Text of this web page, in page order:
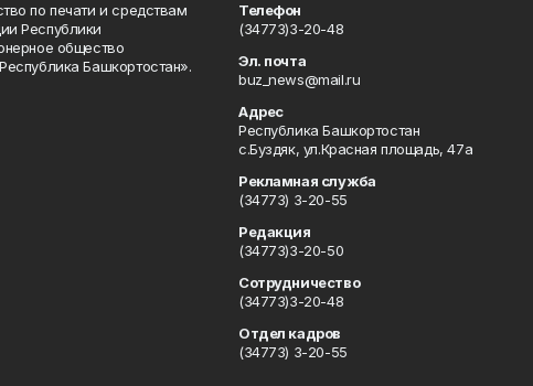
по печати и средствам
Республики
общество
Башкортостан».
Телефон
(34773)3-20-48
Эл. почта
buz_news@mail.ru
Адрес
Республика Башкортостан
с.Буздяк, ул.Красная площадь, 47а
Рекламная служба
(34773) 3-20-55
Редакция
(34773)3-20-50
Сотрудничество
(34773)3-20-48
Отдел кадров
(34773) 3-20-55